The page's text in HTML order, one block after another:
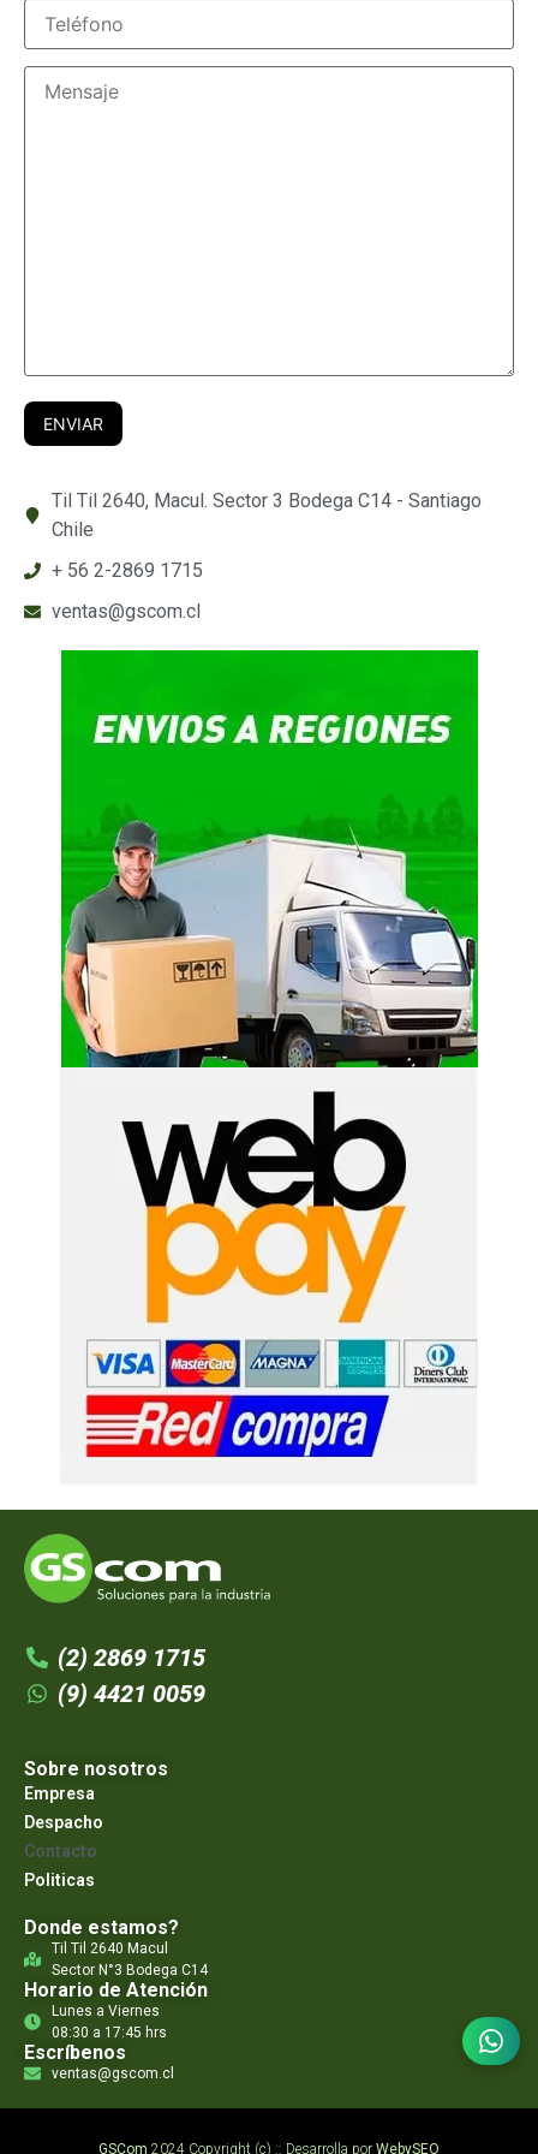
Til Til 2640, Macul. Sector 3 Bodega C14 - Santiago
Chile
+ 56 2-2869 1715
ventas@gscom.cl
(2) 2869 1715
(9) 4421 0059
Sobre nosotros
Empresa
Despacho
Contacto
Politicas
Donde estamos?
Til Til 2640 Macul
Sector N°3 Bodega C14
Horario de Atención
Lunes a Viernes
08:30 a 17:45 hrs
Escríbenos
ventas@gscom.cl
GSCom 2024 Copyright (c) :: Desarrolla por WebySEO